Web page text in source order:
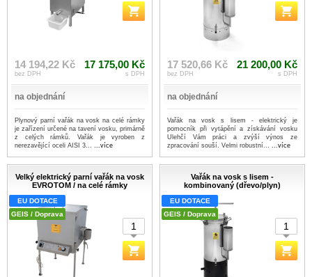
14 194,22 Kč
bez DPH
17 175,00 Kč
s DPH
na objednání
Plynový parní vařák na vosk na celé rámky
je zařízení určené na tavení vosku, primárně
z celých rámků. Vařák je vyroben z
nerezavějící oceli AISI 3... ...více
17 520,66 Kč
bez DPH
21 200,00 Kč
s DPH
na objednání
Vařák na vosk s lisem - elektrický je
pomocník při vytápění a získávání vosku
Ulehčí Vám práci a zvýší výnos ze
zpracování souší. Velmi robustní... ...více
Velký elektrický parní vařák na vosk
EVROTOM / na celé rámky
EU DOTACE
GEIS / Doprava
Vařák na vosk s lisem -
kombinovaný (dřevo/plyn)
EU DOTACE
GEIS / Doprava